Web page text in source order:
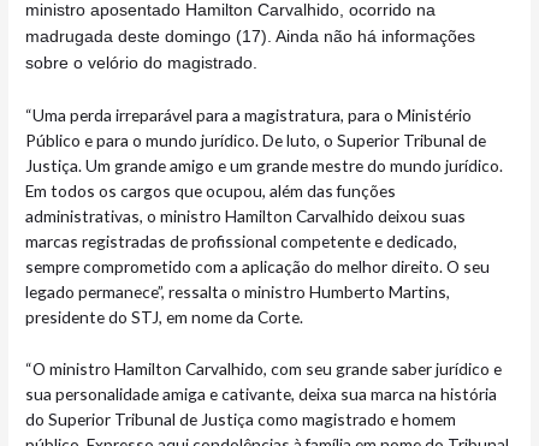
ministro aposentado Hamilton Carvalhido, ocorrido na
madrugada deste domingo (17). Ainda não há informações
sobre o velório do magistrado.
“Uma perda irreparável para a magistratura, para o Ministério
Público e para o mundo jurídico. De luto, o Superior Tribunal de
Justiça. Um grande amigo e um grande mestre do mundo jurídico.
Em todos os cargos que ocupou, além das funções
administrativas, o ministro Hamilton Carvalhido deixou suas
marcas registradas de profissional competente e dedicado,
sempre comprometido com a aplicação do melhor direito. O seu
legado permanece”, ressalta o ministro Humberto Martins,
presidente do STJ, em nome da Corte.
“O ministro Hamilton Carvalhido, com seu grande saber jurídico e
sua personalidade amiga e cativante, deixa sua marca na história
do Superior Tribunal de Justiça como magistrado e homem